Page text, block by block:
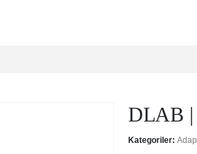
DLAB |
Kategoriler: